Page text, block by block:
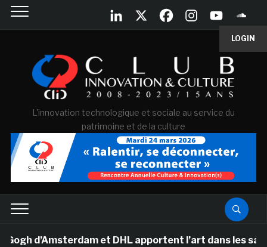
LOGIN
L'innovation technologique et sociale au service du
patrimoine et de la culture
d’Amsterdam et DHL apportent l’art dans les salles